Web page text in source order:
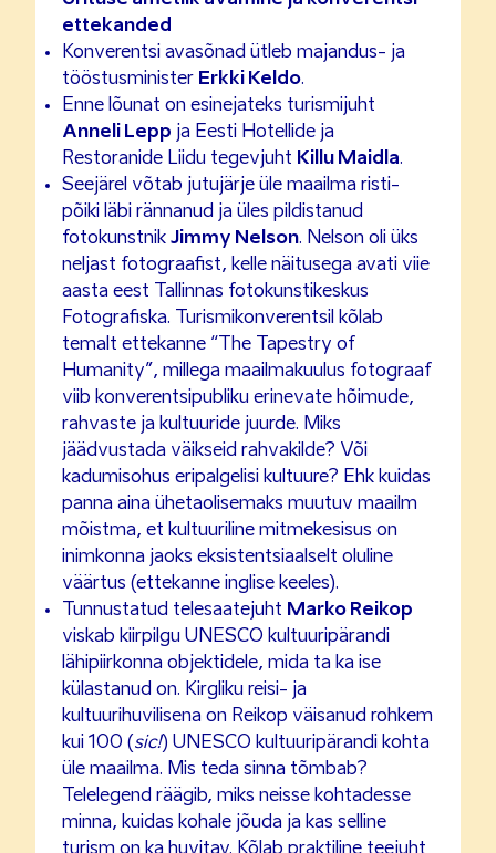
ettekanded
Konverentsi avasõnad ütleb majandus- ja
tööstusminister Erkki Keldo.
Enne lõunat on esinejateks turismijuht
Anneli Lepp ja Eesti Hotellide ja
Restoranide Liidu tegevjuht Killu Maidla.
Seejärel võtab jutujärje üle maailma risti-
põiki läbi rännanud ja üles pildistanud
fotokunstnik Jimmy Nelson. Nelson oli üks
neljast fotograafist, kelle näitusega avati viie
aasta eest Tallinnas fotokunstikeskus
Fotografiska. Turismikonverentsil kõlab
temalt ettekanne “The Tapestry of
Humanity”, millega maailmakuulus fotograaf
viib konverentsipubliku erinevate hõimude,
rahvaste ja kultuuride juurde. Miks
jäädvustada väikseid rahvakilde? Või
kadumisohus eripalgelisi kultuure? Ehk kuidas
panna aina ühetaolisemaks muutuv maailm
mõistma, et kultuuriline mitmekesisus on
inimkonna jaoks eksistentsiaalselt oluline
väärtus (ettekanne inglise keeles).
Tunnustatud telesaatejuht Marko Reikop
viskab kiirpilgu UNESCO kultuuripärandi
lähipiirkonna objektidele, mida ta ka ise
külastanud on. Kirgliku reisi- ja
kultuurihuvilisena on Reikop väisanud rohkem
kui 100 (sic!) UNESCO kultuuripärandi kohta
üle maailma. Mis teda sinna tõmbab?
Telelegend räägib, miks neisse kohtadesse
minna, kuidas kohale jõuda ja kas selline